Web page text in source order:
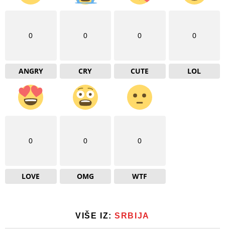
0
ANGRY
0
CRY
0
CUTE
0
LOL
0
LOVE
0
OMG
0
WTF
VIŠE IZ:SRBIJA